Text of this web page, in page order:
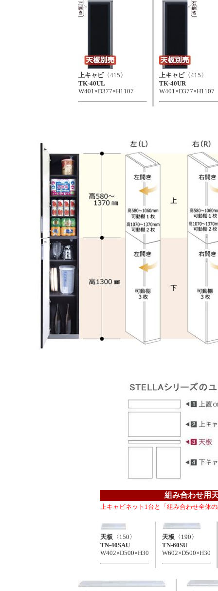
上キャビ〈415〉
TK-40UL
W401×D377×H1107
上キャビ〈415〉
TK-40UR
W401×D377×H1107
組み合わせ用
上キャビネット1台と「組み合わせ全体
天板〈150〉
TN-40SAU
W402×D500×H30
天板〈190〉
TN-60SU
W602×D500×H30